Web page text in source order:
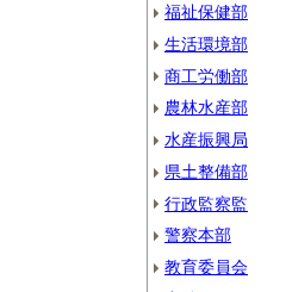
福祉保健部
生活環境部
商工労働部
農林水産部
水産振興局
県土整備部
行政監察監
警察本部
教育委員会